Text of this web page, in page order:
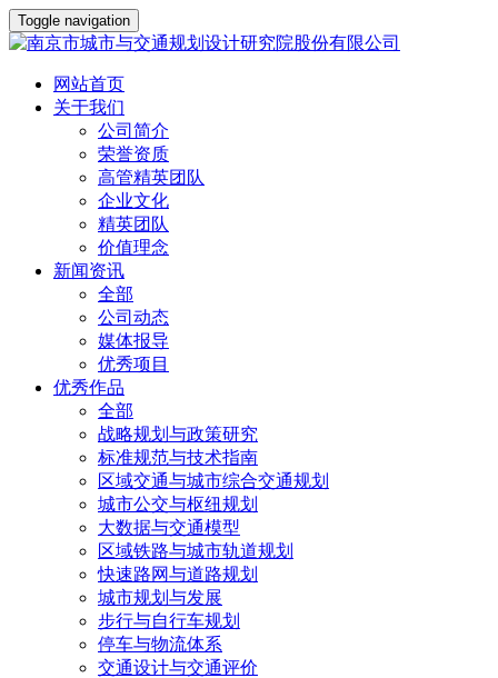
Toggle navigation
网站首页
关于我们
公司简介
荣誉资质
高管精英团队
企业文化
精英团队
价值理念
新闻资讯
全部
公司动态
媒体报导
优秀项目
优秀作品
全部
战略规划与政策研究
标准规范与技术指南
区域交通与城市综合交通规划
城市公交与枢纽规划
大数据与交通模型
区域铁路与城市轨道规划
快速路网与道路规划
城市规划与发展
步行与自行车规划
停车与物流体系
交通设计与交通评价